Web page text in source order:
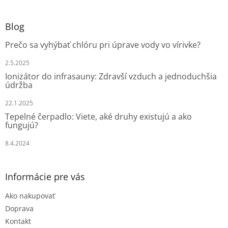
Blog
Prečo sa vyhýbať chlóru pri úprave vody vo vírivke?
2.5.2025
Ionizátor do infrasauny: Zdravší vzduch a jednoduchšia
údržba
22.1.2025
Tepelné čerpadlo: Viete, aké druhy existujú a ako
fungujú?
8.4.2024
Informácie pre vás
Ako nakupovať
Doprava
Kontakt